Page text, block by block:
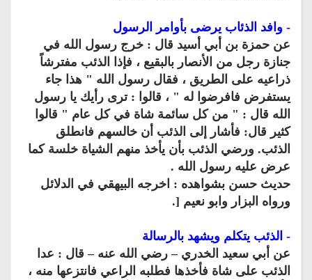
- وافد الذئاب يرضى بأوامر الرسول
عن حمزة بن أبي أسيد قال : خرج رسول الله في
جنازة رجل من الأنصار بالبقيع ، فإذا الذئب مفترشاً
ذراعيه على الطريق ، فقال رسول الله " هذا جاء
يستفرض فافرضوا له " ، قالوا : ترى رأيك يا رسول
الله قال : " من كل سائمة شاة في كل عام " قالوا
كثير قال: فأشار إلى الذئب أن خالسهم فانطلق
الذئب. ورضي الذئب بأن يأخذ منهم الشياة خلسة كما
عرض عليه رسول الله .
حديث حسن بشواهده : اخرجه البيهقي في الدلائل
ورواه البزار وابو نعيم [.
- الذئب يتكلم ويشهد بالرسالة
عن أبي سعيد الخدري – رضي الله عنه – قال : عدا
الذئب على شاة فأخذها فطلبه الراعي فانتزعها منه ،